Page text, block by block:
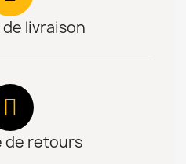
livraison
de retours